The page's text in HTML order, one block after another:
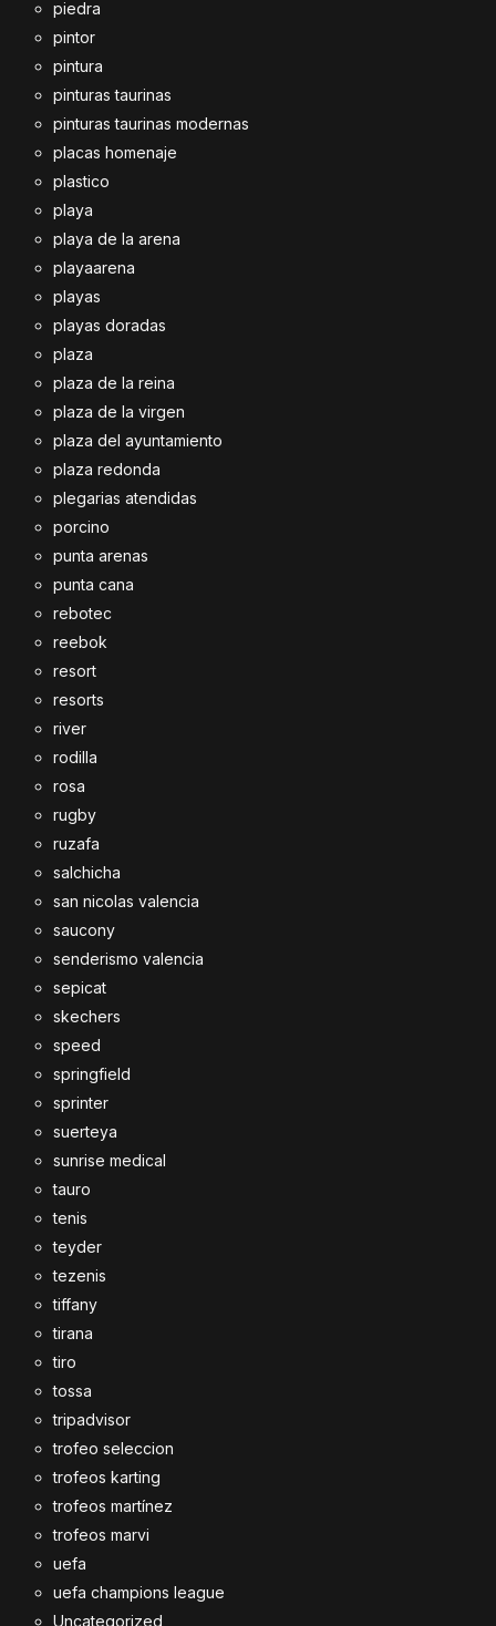
piedra
pintor
pintura
pinturas taurinas
pinturas taurinas modernas
placas homenaje
plastico
playa
playa de la arena
playaarena
playas
playas doradas
plaza
plaza de la reina
plaza de la virgen
plaza del ayuntamiento
plaza redonda
plegarias atendidas
porcino
punta arenas
punta cana
rebotec
reebok
resort
resorts
river
rodilla
rosa
rugby
ruzafa
salchicha
san nicolas valencia
saucony
senderismo valencia
sepicat
skechers
speed
springfield
sprinter
suerteya
sunrise medical
tauro
tenis
teyder
tezenis
tiffany
tirana
tiro
tossa
tripadvisor
trofeo seleccion
trofeos karting
trofeos martínez
trofeos marvi
uefa
uefa champions league
Uncategorized